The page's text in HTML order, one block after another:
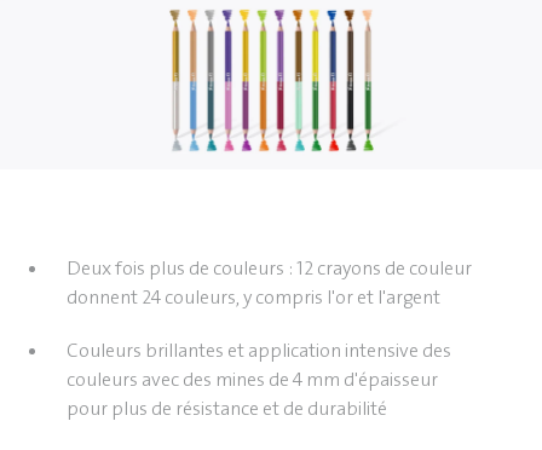
Deux fois plus de couleurs : 12 crayons de couleur
donnent 24 couleurs, y compris l'or et l'argent
Couleurs brillantes et application intensive des
couleurs avec des mines de 4 mm d'épaisseur
pour plus de résistance et de durabilité